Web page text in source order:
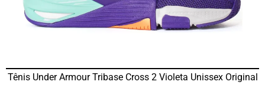
Tênis Under Armour Tribase Cross 2 Violeta Unissex Original